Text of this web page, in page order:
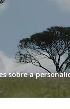
sobre a